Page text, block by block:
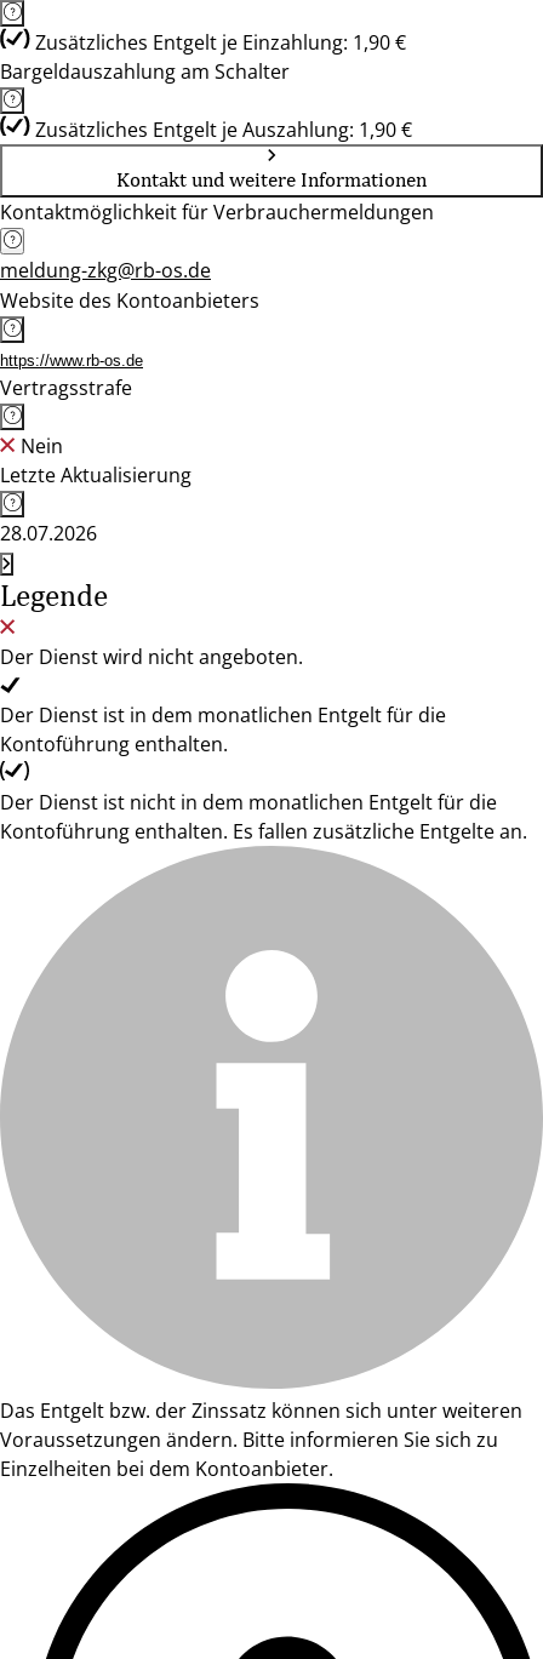
Zusätzliches Entgelt je Einzahlung: 1,90 €
Bargeldauszahlung am Schalter
Zusätzliches Entgelt je Auszahlung: 1,90 €
Kontakt und weitere Informationen
Kontaktmöglichkeit für Verbrauchermeldungen
meldung-zkg@rb-os.de
Website des Kontoanbieters
https://www.rb-os.de
Vertragsstrafe
Nein
Letzte Aktualisierung
28.07.2026
Legende
Der Dienst wird nicht angeboten.
Der Dienst ist in dem monatlichen Entgelt für die
Kontoführung enthalten.
Der Dienst ist nicht in dem monatlichen Entgelt für die
Kontoführung enthalten. Es fallen zusätzliche Entgelte an.
Das Entgelt bzw. der Zinssatz können sich unter weiteren
Voraussetzungen ändern. Bitte informieren Sie sich zu
Einzelheiten bei dem Kontoanbieter.